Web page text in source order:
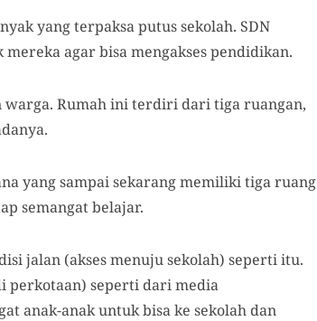
yang terpaksa putus sekolah. SDN
agar bisa mengakses pendidikan.
warga. Rumah ini terdiri dari tiga ruangan,
yang sampai sekarang memiliki tiga ruang
semangat belajar.
jalan (akses menuju sekolah) seperti itu.
perkotaan) seperti dari media
anak-anak untuk bisa ke sekolah dan